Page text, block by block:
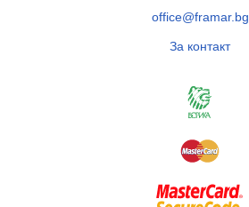
office@framar.bg
За контакт